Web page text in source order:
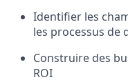
Identifier les
les processus de
Construire des
ROI